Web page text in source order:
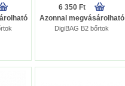
6 350 Ft
Azonnal megvásárolható
DigiBAG B2 bőrtok